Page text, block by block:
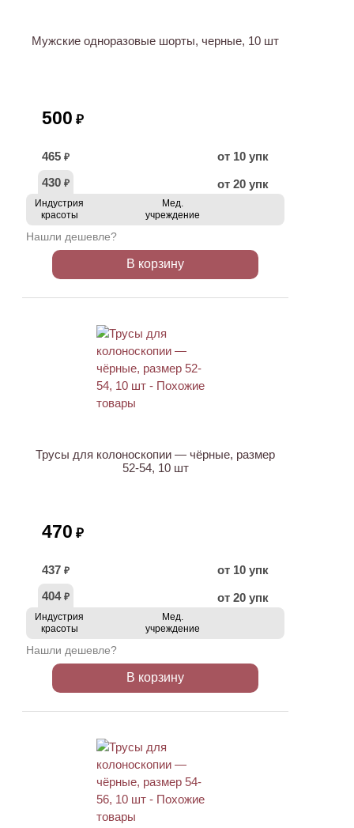
Мужские одноразовые шорты, черные, 10 шт
500 ₽
465 ₽
от 10 упк
430 ₽ от 20 упк
Индустрия
красоты
Мед.
учреждение
Нашли дешевле?
В корзину
Трусы для колоноскопии — чёрные, размер
52-54, 10 шт
470 ₽
437 ₽
от 10 упк
404 ₽ от 20 упк
Индустрия
красоты
Мед.
учреждение
Нашли дешевле?
В корзину